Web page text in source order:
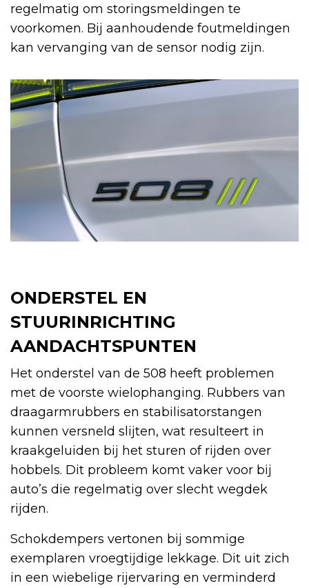
regelmatig om storingsmeldingen te
voorkomen. Bij aanhoudende foutmeldingen
kan vervanging van de sensor nodig zijn.
ONDERSTEL EN
STUURINRICHTING
AANDACHTSPUNTEN
Het onderstel van de 508 heeft problemen
met de voorste wielophanging. Rubbers van
draagarmrubbers en stabilisatorstangen
kunnen versneld slijten, wat resulteert in
kraakgeluiden bij het sturen of rijden over
hobbels. Dit probleem komt vaker voor bij
auto’s die regelmatig over slecht wegdek
rijden.
Schokdempers vertonen bij sommige
exemplaren vroegtijdige lekkage. Dit uit zich
in een wiebelige rijervaring en verminderd